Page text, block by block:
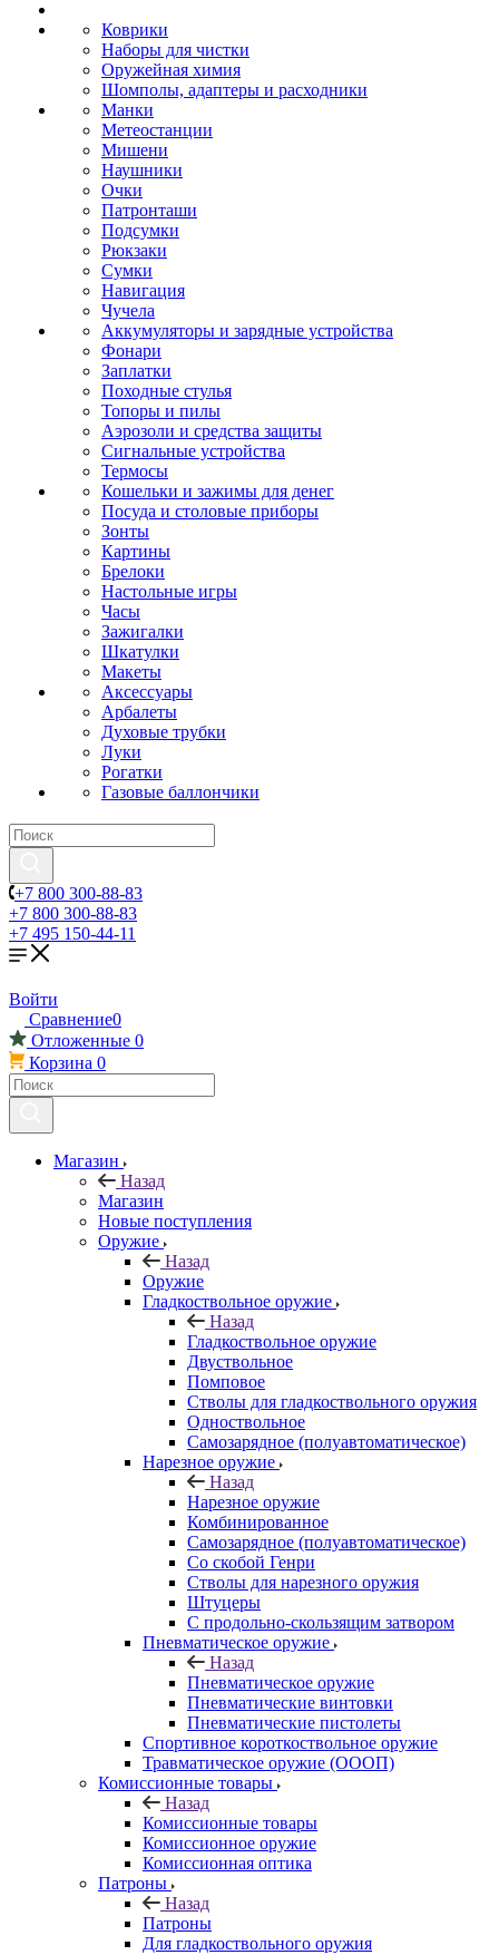
Коврики
Наборы для чистки
Оружейная химия
Шомполы, адаптеры и расходники
Манки
Метеостанции
Мишени
Наушники
Очки
Патронташи
Подсумки
Рюкзаки
Сумки
Навигация
Чучела
Аккумуляторы и зарядные устройства
Фонари
Заплатки
Походные стулья
Топоры и пилы
Аэрозоли и средства защиты
Сигнальные устройства
Термосы
Кошельки и зажимы для денег
Посуда и столовые приборы
Зонты
Картины
Брелоки
Настольные игры
Часы
Зажигалки
Шкатулки
Макеты
Аксессуары
Арбалеты
Духовые трубки
Луки
Рогатки
Газовые баллончики
+7 800 300-88-83
+7 800 300-88-83
+7 495 150-44-11
Войти
Сравнение0
Отложенные 0
Корзина 0
Магазин
Назад
Магазин
Новые поступления
Оружие
Назад
Оружие
Гладкоствольное оружие
Назад
Гладкоствольное оружие
Двуствольное
Помповое
Стволы для гладкоствольного оружия
Одноствольное
Самозарядное (полуавтоматическое)
Нарезное оружие
Назад
Нарезное оружие
Комбинированное
Самозарядное (полуавтоматическое)
Со скобой Генри
Стволы для нарезного оружия
Штуцеры
С продольно-скользящим затвором
Пневматическое оружие
Назад
Пневматическое оружие
Пневматические винтовки
Пневматические пистолеты
Спортивное короткоствольное оружие
Травматическое оружие (ОООП)
Комиссионные товары
Назад
Комиссионные товары
Комиссионное оружие
Комиссионная оптика
Патроны
Назад
Патроны
Для гладкоствольного оружия